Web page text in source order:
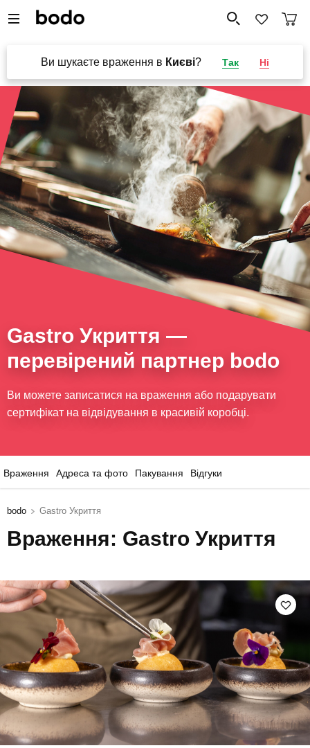
Ви шукаєте враження в Києві? Так Ні
Gastro Укриття —
перевірений партнер bodo
Ви можете записатися на враження або подарувати
сертифікат на відвідування в красивій коробці.
Враження Адреса та фото Пакування Відгуки
bodo Gastro Укриття
Враження: Gastro Укриття